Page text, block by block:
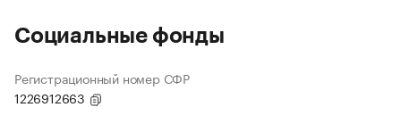
Социальные фонды
Регистрационный номер СФР
1226912663